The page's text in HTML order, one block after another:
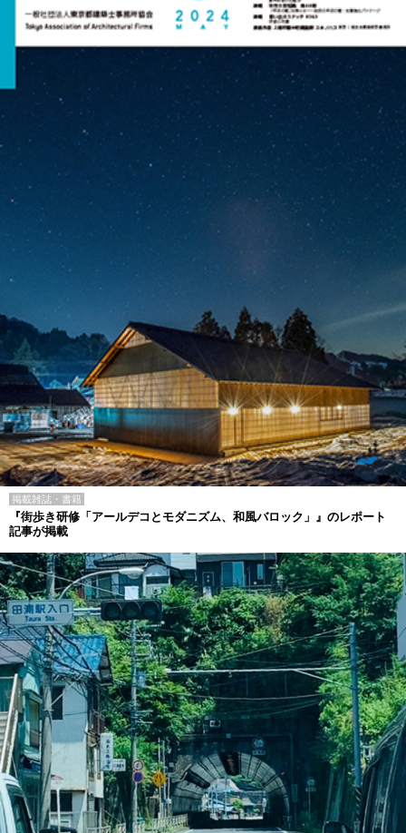
掲載雑誌・書籍
『街歩き研修「アールデコとモダニズム、和風バロック」』のレポート
記事が掲載